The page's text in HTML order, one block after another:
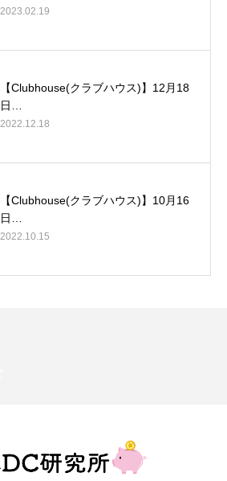
2023.02.19
【Clubhouse(クラブハウス)】12月18
日…
2022.12.18
【Clubhouse(クラブハウス)】10月16
日…
2022.10.15